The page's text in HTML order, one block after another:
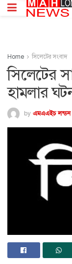
Home সিলেটের সংবাদ
সিলেটের
হামলার
by এমএএইচ লন্ডন